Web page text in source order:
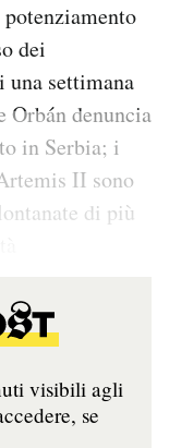
dei
una settimana
Orbán denuncia
in Serbia; i
II sono
di più
visibili agli
se